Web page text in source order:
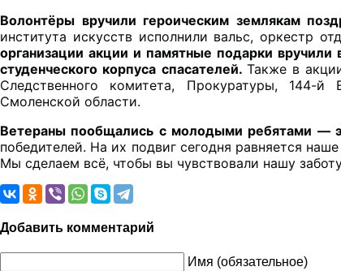
Волонтёры вручили героическим землякам
института искусств исполнили вальс, оркестр
организации акции и памятные подарки
студенческого корпуса спасателей. Также в
Следственного комитета, Прокуратуры, 144-
Смоленской области.
Ветераны пообщались с молодыми ребятами —
победителей. На их подвиг сегодня равняется
Мы сделаем всё, чтобы вы чувствовали нашу
Добавить комментарий
Имя (обязательное)